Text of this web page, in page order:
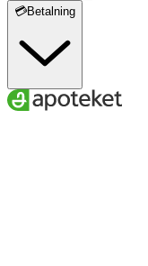
💳Betalning